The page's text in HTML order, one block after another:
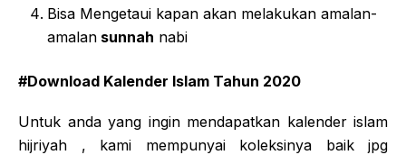
Bisa Mengetaui kapan akan melakukan amalan-
amalan sunnah nabi
#Download Kalender Islam Tahun 2020
Untuk anda yang ingin mendapatkan kalender islam
hijriyah , kami mempunyai koleksinya baik jpg